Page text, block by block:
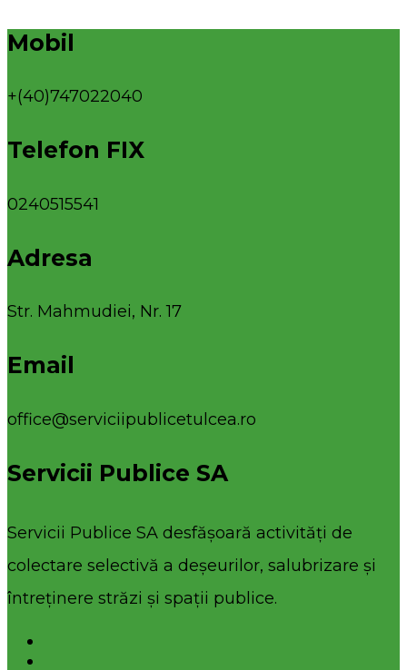
Mobil
+(40)747022040
Telefon FIX
0240515541
Adresa
Str. Mahmudiei, Nr. 17
Email
office@serviciipublicetulcea.ro
Servicii Publice SA
Servicii Publice SA desfășoară activități de
colectare selectivă a deșeurilor, salubrizare și
întreținere străzi și spații publice.